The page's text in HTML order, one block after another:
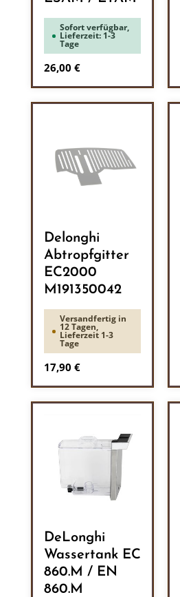
Sofort verfügbar,
Lieferzeit: 1-3
Tage
Regulärer Preis:
26,00 €
Delonghi
Abtropfgitter
EC2000
M191350042
Versandfertig in
12 Tagen,
Lieferzeit 1-3
Tage
Regulärer Preis:
17,90 €
DeLonghi
Wassertank EC
860.M / EN
860.M